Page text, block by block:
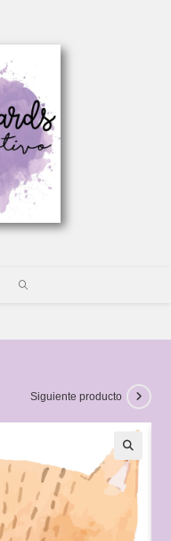
Siguiente producto